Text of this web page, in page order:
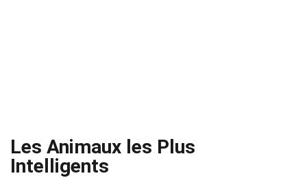
Les Animaux les Plus
Intelligents